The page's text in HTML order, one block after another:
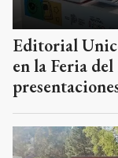
Editorial
en la Feria